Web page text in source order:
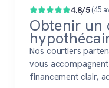
4.8/5(45
Obtenir un
Nos courtiers
vous
financement clair,